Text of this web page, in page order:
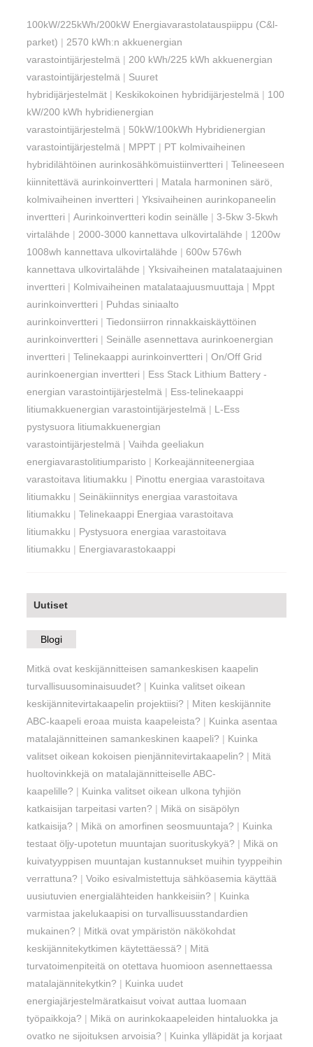
100kW/225kWh/200kW Energiavarastolatauspiippu (C&l-
parket) |2570 kWh:n akkuenergian
varastointijärjestelmä |200 kWh/225 kWh akkuenergian
varastointijärjestelmä | Suuret
hybridijärjestelmät | Keskikokoinen hybridijärjestelmä | 100
kW/200 kWh hybridienergian
varastointijärjestelmä | 50kW/100kWh Hybridienergian
varastointijärjestelmä | MPPT | PT kolmivaiheinen
hybridilähtöinen aurinkosähkömuistiinvertteri |Telineeseen
kiinnitettävä aurinkoinvertteri | Matala harmoninen särö,
kolmivaiheinen invertteri |Yksivaiheinen aurinkopaneelin
invertteri |Aurinkoinvertteri kodin seinälle |3-5kw 3-5kwh
virtalähde |2000-3000 kannettava ulkovirtalähde | 1200w
1008wh kannettava ulkovirtalähde |600w 576wh
kannettava ulkovirtalähde |Yksivaiheinen matalataajuinen
invertteri | Kolmivaiheinen matalataajuusmuuttaja | Mppt
aurinkoinvertteri | Puhdas siniaalto
aurinkoinvertteri |Tiedonsiirron rinnakkaiskäyttöinen
aurinkoinvertteri | Seinälle asennettava aurinkoenergian
invertteri |Telinekaappi aurinkoinvertteri |On/Off Grid
aurinkoenergian invertteri | Ess Stack Lithium Battery -
energian varastointijärjestelmä | Ess-telinekaappi
litiumakkuenergian varastointijärjestelmä | L-Ess
pystysuora litiumakkuenergian
varastointijärjestelmä |Vaihda geeliakun
energiavarastolitiumparisto | Korkeajänniteenergiaa
varastoitava litiumakku | Pinottu energiaa varastoitava
litiumakku | Seinäkiinnitys energiaa varastoitava
litiumakku |Telinekaappi Energiaa varastoitava
litiumakku | Pystysuora energiaa varastoitava
litiumakku | Energiavarastokaappi
Uutiset
Blogi
Mitkä ovat keskijännitteisen samankeskisen kaapelin
turvallisuusominaisuudet? | Kuinka valitset oikean
keskijännitevirtakaapelin projektiisi? | Miten keskijännite
ABC-kaapeli eroaa muista kaapeleista? | Kuinka asentaa
matalajännitteinen samankeskinen kaapeli? | Kuinka
valitset oikean kokoisen pienjännitevirtakaapelin? | Mitä
huoltovinkkejä on matalajännitteiselle ABC-
kaapelille? | Kuinka valitset oikean ulkona tyhjiön
katkaisijan tarpeitasi varten? | Mikä on sisäpölyn
katkaisija? | Mikä on amorfinen seosmuuntaja? | Kuinka
testaat öljy-upotetun muuntajan suorituskykyä? | Mikä on
kuivatyyppisen muuntajan kustannukset muihin tyyppeihin
verrattuna? |Voiko esivalmistettuja sähköasemia käyttää
uusiutuvien energialähteiden hankkeisiin? | Kuinka
varmistaa jakelukaapisi on turvallisuusstandardien
mukainen? | Mitkä ovat ympäristön näkökohdat
keskijännitekytkimen käytettäessä? | Mitä
turvatoimenpiteitä on otettava huomioon asennettaessa
matalajännitekytkin? | Kuinka uudet
energiajärjestelmäratkaisut voivat auttaa luomaan
työpaikkoja? | Mikä on aurinkokaapeleiden hintaluokka ja
ovatko ne sijoituksen arvoisia? | Kuinka ylläpidät ja korjaat